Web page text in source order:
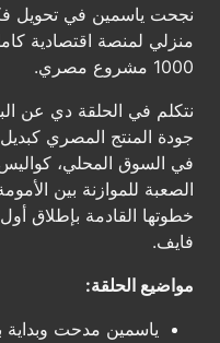
نجحت ياسمين في تحويل
منزلي لمنصة اقتصادية
1000 مشروع مصري.
نتكلم في الحلقة دي عن
في السوق المحلي،
الصعبة للموازنة بين
خطوتها القادمة بإطلاق
فايف.
مواضيع الحلقة:
ياسمين مدحت وبداية